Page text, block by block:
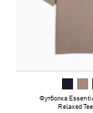
Футболка
Relaxed